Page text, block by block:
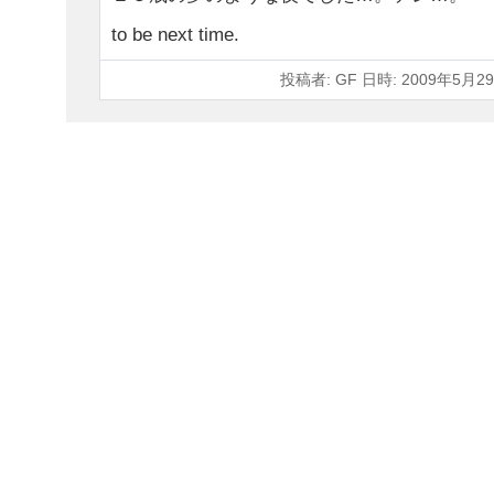
to be next time.
投稿者: GF 日時: 2009年5月